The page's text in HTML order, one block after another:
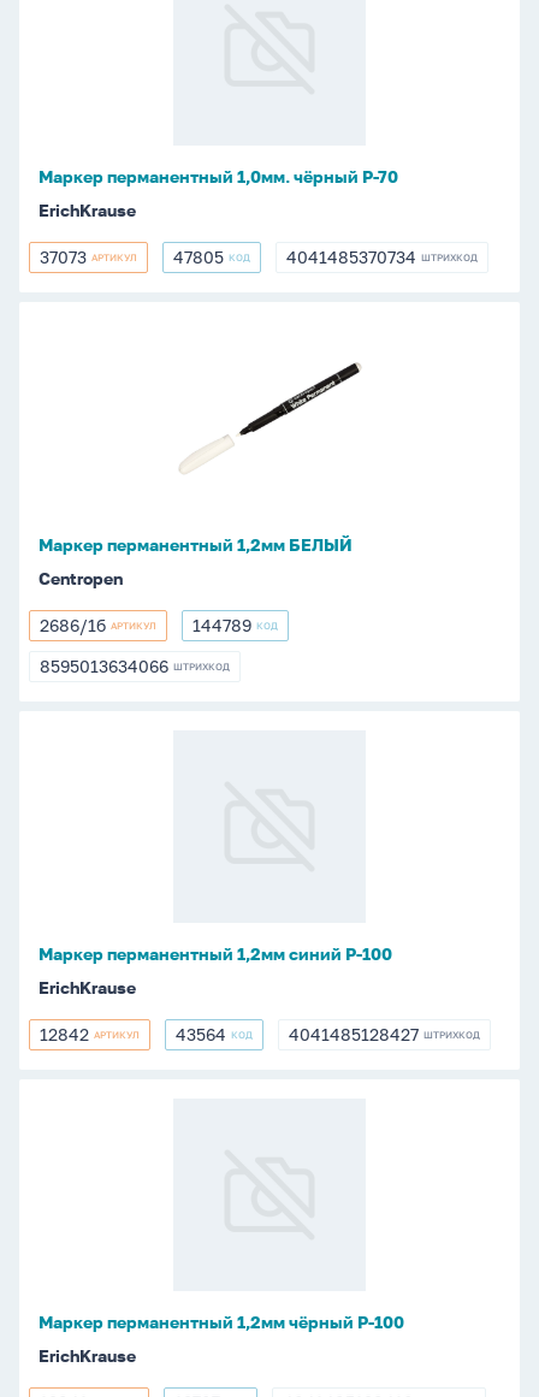
Маркер перманентный 1,0мм. чёрный P-70
ErichKrause
37073
37073 АРТИКУЛ 47805
47805 КОД 4041485370734
4041485370734 ШТРИХКОД
Маркер перманентный 1,2мм БЕЛЫЙ
Centropen
2686/1б
2686/1б АРТИКУЛ 144789
144789 КОД
8595013634066
8595013634066 ШТРИХКОД
Маркер перманентный 1,2мм синий P-100
ErichKrause
12842
12842 АРТИКУЛ 43564
43564 КОД 4041485128427
4041485128427 ШТРИХКОД
Маркер перманентный 1,2мм чёрный P-100
ErichKrause